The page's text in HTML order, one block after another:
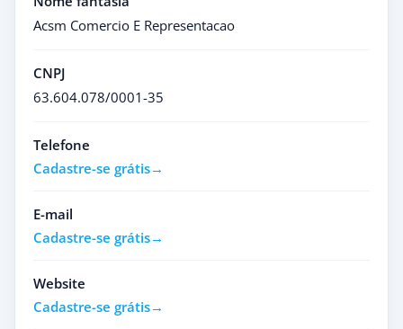
Acsm Comercio E Representacao
CNPJ
63.604.078/0001-35
Telefone
Cadastre-se grátis
E-mail
Cadastre-se grátis
Website
Cadastre-se grátis